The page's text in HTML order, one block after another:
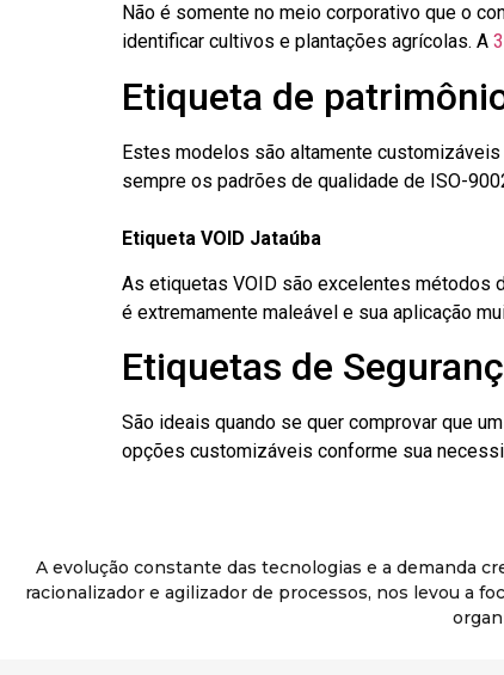
Não é somente no meio corporativo que o
identificar cultivos e plantações agrícolas. A
Etiqueta de
Estes modelos são altamente
sempre os padrões de qualidade de ISO-
Etiqueta VOID Jataúba
As etiquetas VOID são excelentes métodos
é extremamente maleável e sua aplicação
Etiquetas de
São ideais quando se quer comprovar que
opções customizáveis conforme sua
A evolução constante das tecnologias e a demanda
racionalizador e agilizador de processos, nos levou a